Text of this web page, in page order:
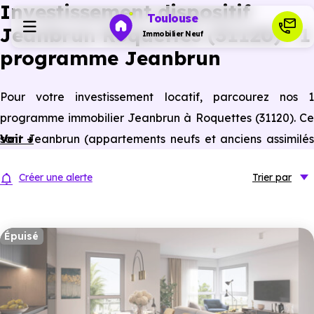
Toulouse
Immobilier Neuf
Investir
Ressources
Financer
Investissement dispositif
Jeanbrun Roquettes (31120) : 1
programme Jeanbrun
Pour votre investissement locatif, parcourez nos 1
programme immobilier Jeanbrun à Roquettes (31120). Ce
sont Jeanbrun (appartements neufs et anciens assimilés
Voir +
Créer une alerte Trier par
Épuisé